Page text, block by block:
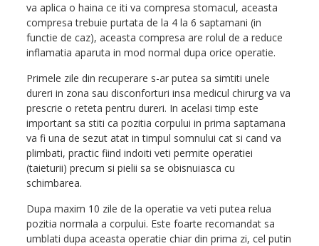
va aplica o haina ce iti va compresa stomacul, aceasta
compresa trebuie purtata de la 4 la 6 saptamani (in
functie de caz), aceasta compresa are rolul de a reduce
inflamatia aparuta in mod normal dupa orice operatie.
Primele zile din recuperare s-ar putea sa simtiti unele
dureri in zona sau disconforturi insa medicul chirurg va va
prescrie o reteta pentru dureri. In acelasi timp este
important sa stiti ca pozitia corpului in prima saptamana
va fi una de sezut atat in timpul somnului cat si cand va
plimbati, practic fiind indoiti veti permite operatiei
(taieturii) precum si pielii sa se obisnuiasca cu
schimbarea.
Dupa maxim 10 zile de la operatie va veti putea relua
pozitia normala a corpului. Este foarte recomandat sa
umblati dupa aceasta operatie chiar din prima zi, cel putin